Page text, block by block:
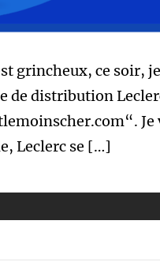
grincheux, ce soir,
de distribution
Je
Leclerc se […]